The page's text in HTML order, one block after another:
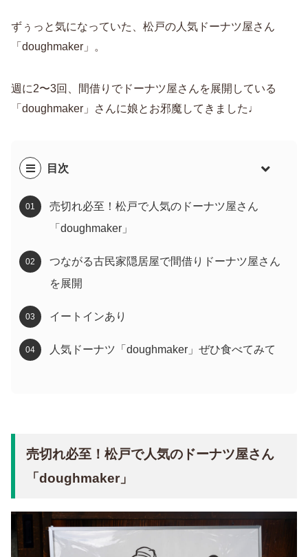
ずぅっと気になっていた、松戸の人気ドーナツ屋さん
「doughmaker」。
週に2〜3回、間借りでドーナツ屋さんを展開している
「doughmaker」さんに娘とお邪魔してきました♩
目次
売切れ必至！松戸で人気のドーナツ屋さん
「doughmaker」
つながる古民家隠居屋で間借りドーナツ屋さん
を展開
イートインあり
人気ドーナツ「doughmaker」ぜひ食べてみて
売切れ必至！松戸で人気のドーナツ屋さん
「doughmaker」